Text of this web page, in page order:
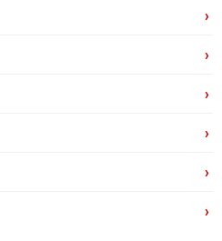
›
›
›
›
›
›